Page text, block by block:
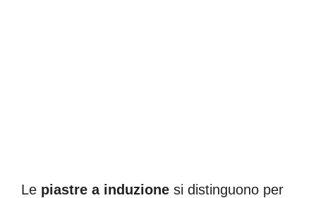
Le piastre a induzione si distinguono per